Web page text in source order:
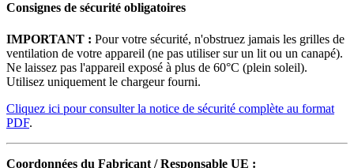
Consignes de sécurité obligatoires
IMPORTANT : Pour votre sécurité, n'obstruez jamais les grilles de
ventilation de votre appareil (ne pas utiliser sur un lit ou un canapé).
Ne laissez pas l'appareil exposé à plus de 60°C (plein soleil).
Utilisez uniquement le chargeur fourni.
Cliquez ici pour consulter la notice de sécurité complète au format
PDF.
Coordonnées du Fabricant / Responsable UE :